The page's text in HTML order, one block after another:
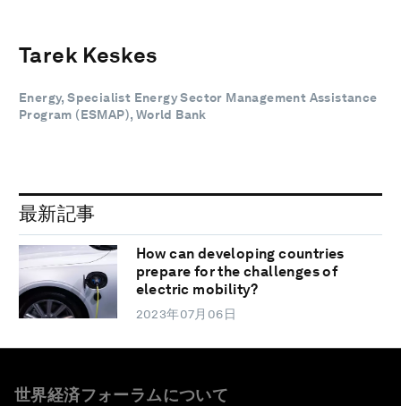
Tarek Keskes
Energy, Specialist Energy Sector Management Assistance
Program (ESMAP), World Bank
最新記事
How can developing countries
prepare for the challenges of
electric mobility?
2023年07月06日
世界経済フォーラムについて